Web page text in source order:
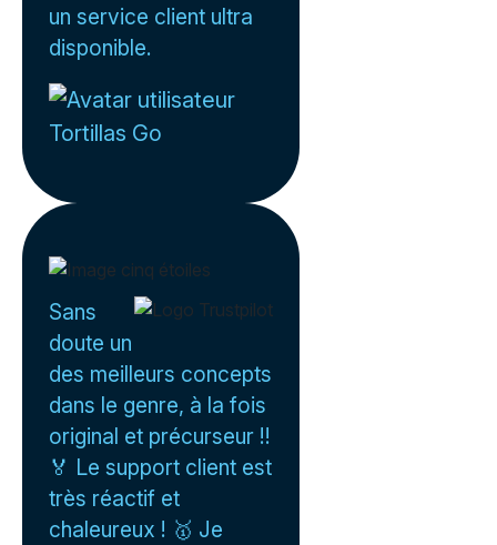
un service client ultra
disponible.
Tortillas Go
Sans
doute un
des meilleurs concepts
dans le genre, à la fois
original et précurseur !!
🏅 Le support client est
très réactif et
chaleureux ! 🥇 Je